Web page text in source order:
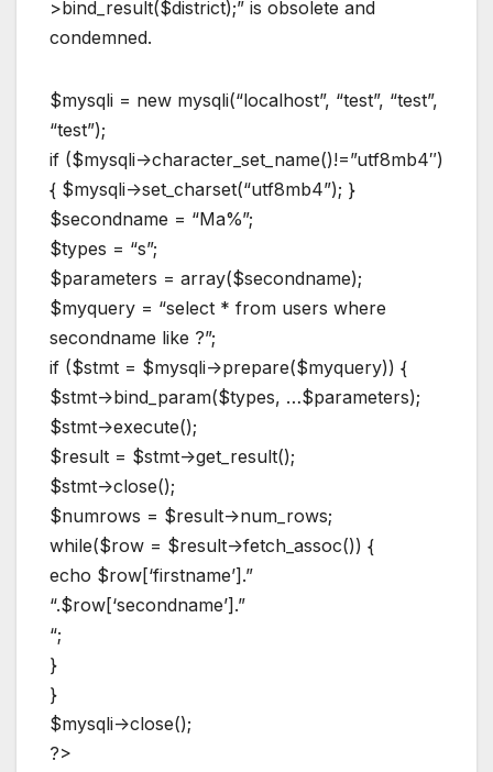
>bind_result($district);” is obsolete and
condemned.
$mysqli = new mysqli(“localhost”, “test”, “test”,
“test”);
if ($mysqli->character_set_name()!=”utf8mb4″)
{ $mysqli->set_charset(“utf8mb4”); }
$secondname = “Ma%”;
$types = “s”;
$parameters = array($secondname);
$myquery = “select * from users where
secondname like ?”;
if ($stmt = $mysqli->prepare($myquery)) {
$stmt->bind_param($types, …$parameters);
$stmt->execute();
$result = $stmt->get_result();
$stmt->close();
$numrows = $result->num_rows;
while($row = $result->fetch_assoc()) {
echo $row[‘firstname’].”
“.$row[‘secondname’].”
“;
}
}
$mysqli->close();
?>